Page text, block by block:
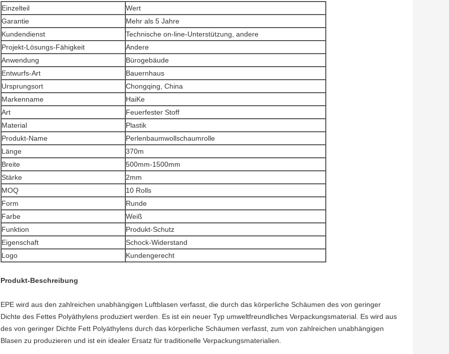
Einzelteil
Wert
Garantie
Mehr als 5 Jahre
Kundendienst
Technische on-line-Unterstützung, andere
Projekt-Lösungs-Fähigkeit
Andere
Anwendung
Bürogebäude
Entwurfs-Art
Bauernhaus
Ursprungsort
Chongqing, China
Markenname
HaiKe
Art
Feuerfester Stoff
Material
Plastik
Produkt-Name
Perlenbaumwollschaumrolle
Länge
370m
Breite
500mm-1500mm
Stärke
2mm
MOQ
10 Rolls
Form
Runde
Farbe
Weiß
Funktion
Produkt-Schutz
Eigenschaft
Schock-Widerstand
Logo
Kundengerecht
Produkt-Beschreibung
EPE wird aus den zahlreichen unabhängigen Luftblasen verfasst, die durch das körperliche Schäumen des von geringer
Dichte des Fettes Polyäthylens produziert werden. Es ist ein neuer Typ umweltfreundliches Verpackungsmaterial. Es wird aus
des von geringer Dichte Fett Polyäthylens durch das körperliche Schäumen verfasst, zum von zahlreichen unabhängigen
Blasen zu produzieren und ist ein idealer Ersatz für traditionelle Verpackungsmaterialien.